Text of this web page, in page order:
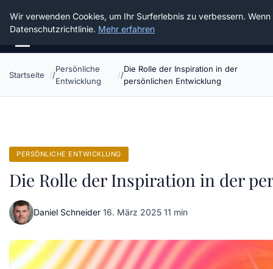
Die Schnitter
Startseite
Persönliche
Entwicklung
Die Rolle der Inspiration in der
persönlichen Entwicklung
PERSÖNLICHE ENTWICKLUNG
Die Rolle der Inspiration in der
Daniel Schneider·16. März 2025·11 min
Wir verwenden Cookies, um Ihr Surferlebnis zu verbessern.
Datenschutzrichtlinie. Mehr erfahren